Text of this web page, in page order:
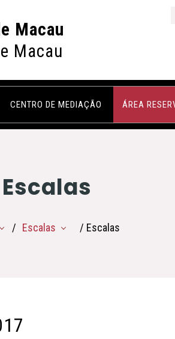
Macau
Macau
CENTRO DE MEDIAÇÃO ÁREA
Escalas
Escalas / Escalas